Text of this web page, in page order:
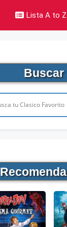
Lista A to Z
Buscar